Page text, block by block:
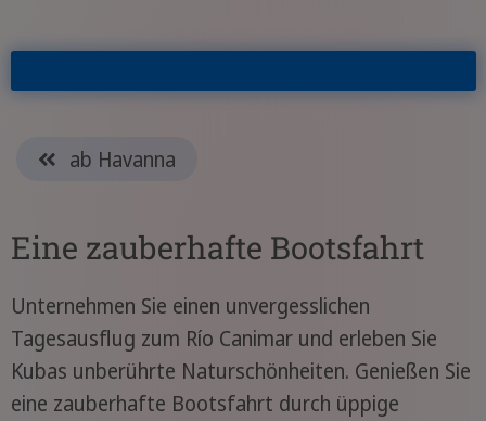
ab Havanna
Eine zauberhafte Bootsfahrt
Unternehmen Sie einen unvergesslichen
Tagesausflug zum Río Canimar und erleben Sie
Kubas unberührte Naturschönheiten. Genießen Sie
eine zauberhafte Bootsfahrt durch üppige